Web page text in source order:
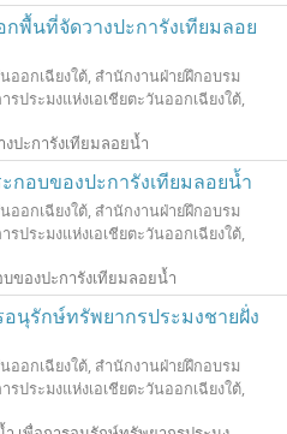
กพื้นที่จัดวางปะการังเทียมลอย
อกเฉียงใต้, สำนักงานฝ่ายฝึกอบรม
ประมงแห่งเอเชียตะวันออกเฉียงใต้,
ปะการังเทียมลอยน้ำ
กอบของปะการังเทียมลอยน้ำ
อกเฉียงใต้, สำนักงานฝ่ายฝึกอบรม
ประมงแห่งเอเชียตะวันออกเฉียงใต้,
ของปะการังเทียมลอยน้ำ
นุรักษ์ทรัพยากรประมงชายฝั่ง
อกเฉียงใต้, สำนักงานฝ่ายฝึกอบรม
ประมงแห่งเอเชียตะวันออกเฉียงใต้,